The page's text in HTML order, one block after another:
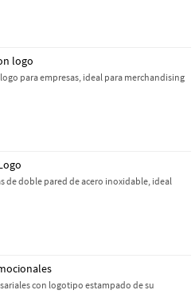
logo
para empresas, ideal para merchandising
de doble pared de acero inoxidable, ideal
con logotipo estampado de su